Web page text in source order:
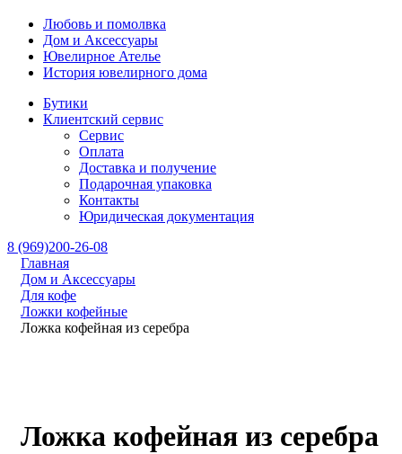
Любовь и помолвка
Дом и Аксессуары
Ювелирное Ателье
История ювелирного дома
Бутики
Клиентский сервис
Сервис
Оплата
Доставка и получение
Подарочная упаковка
Контакты
Юридическая документация
8 (969)200-26-08
Главная
Дом и Аксессуары
Для кофе
Ложки кофейные
Ложка кофейная из серебра
Ложка кофейная из серебра